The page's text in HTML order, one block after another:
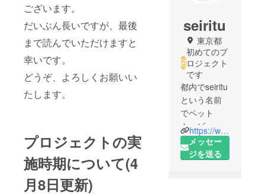
ございます。
だいぶん長いですが、最後
まで読んでいただけますと
幸いです。
どうぞ、よろしくお願いい
たします。
プロジェクトの実
施時期について(4
月8日更新)
seiritu
東京都
初めてのプ
ロジェクト
です
都内でseiritu
という名前
でペット
ムービーを
撮影してい
るtomoyuki
https://www.instagram.com/seiritu.pet/?igshid=6a905yz11xr3
メッセー
ジを送る